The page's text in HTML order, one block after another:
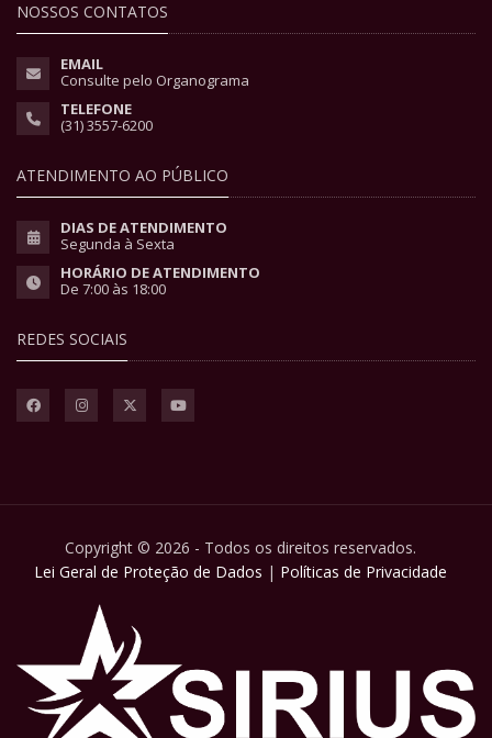
NOSSOS CONTATOS
EMAIL
Consulte pelo Organograma
TELEFONE
(31) 3557-6200
ATENDIMENTO AO PÚBLICO
DIAS DE ATENDIMENTO
Segunda à Sexta
HORÁRIO DE ATENDIMENTO
De 7:00 às 18:00
REDES SOCIAIS
Copyright © 2026 - Todos os direitos reservados.
Lei Geral de Proteção de Dados | Políticas de Privacidade